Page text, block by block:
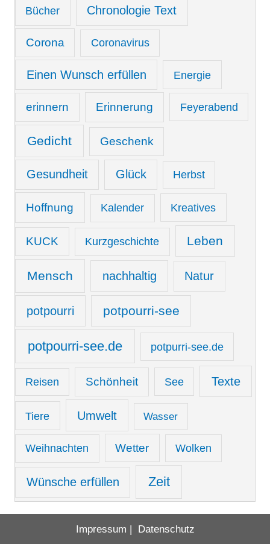
Bücher Chronologie Text
Corona Coronavirus
Einen Wunsch erfüllen Energie
erinnern Erinnerung Feyerabend
Gedicht Geschenk
Gesundheit Glück Herbst
Hoffnung Kalender Kreatives
KUCK Kurzgeschichte Leben
Mensch nachhaltig Natur
potpourri potpourri-see
potpourri-see.de potpurri-see.de
Reisen Schönheit See Texte
Tiere Umwelt Wasser
Weihnachten Wetter Wolken
Wünsche erfüllen Zeit
Impressum | Datenschutz